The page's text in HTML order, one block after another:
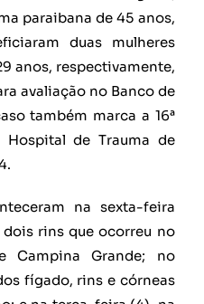
paraibana de 45 anos,
duas mulheres
anos, respectivamente,
avaliação no Banco de
também marca a 16ª
Hospital de Trauma de
na sexta-feira
rins que ocorreu no
Campina Grande; no
fígado, rins e córneas